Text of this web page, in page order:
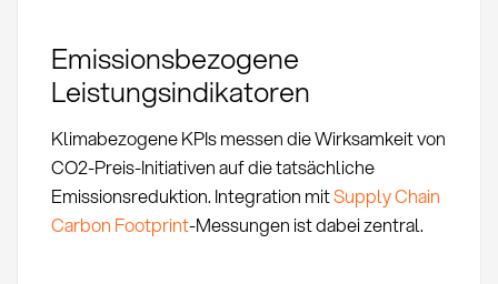
Emissionsbezogene
Leistungsindikatoren
Klimabezogene KPIs messen die Wirksamkeit von
CO2-Preis-Initiativen auf die tatsächliche
Emissionsreduktion. Integration mitSupply Chain
Carbon Footprint-Messungen ist dabei zentral.